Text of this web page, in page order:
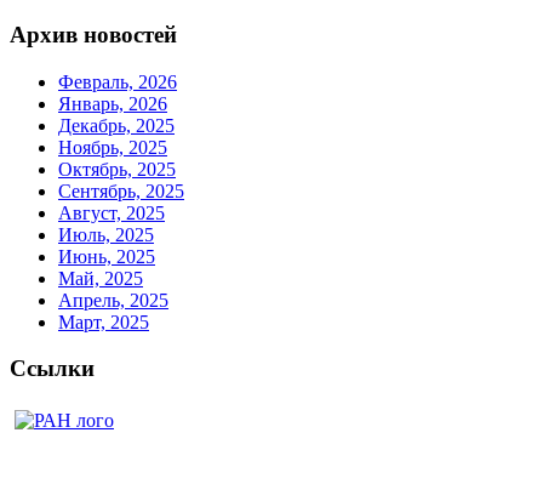
Архив новостей
Февраль, 2026
Январь, 2026
Декабрь, 2025
Ноябрь, 2025
Октябрь, 2025
Сентябрь, 2025
Август, 2025
Июль, 2025
Июнь, 2025
Май, 2025
Апрель, 2025
Март, 2025
Ссылки